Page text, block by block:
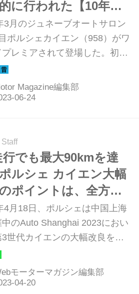
に行われた【10年ひ
新車】
3月のジュネーブオートサロン
ポルシェカイエン（958）がワ
プレミアされて登場した。初代
たく新しくSUV市場に参入す
本格的なオフロード性能を備え
ことが必要であったが、この2
ドイツ・ライプツィッヒで開
国際試乗会の模様を振り返っ
う。（以下の試乗記は、Motor
2010年7月号より）
Magazine編集部
行でも最大90kmを達
ルシェ カイエン大幅
ポイントは、全方位
洗練」にあった
4月18日、ポルシェは中国上海
中のAuto Shanghai 2023におい
3世代カイエンの大幅改良を発
ポルシェ自らが「ブランド史
とも大規模な製品アップグレー
する革新ぶりを、検証してみ
モーターマガジン編集部